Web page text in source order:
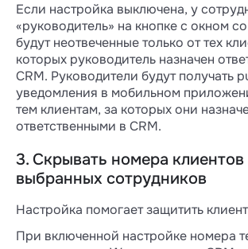
Если настройка выключена, у
«руководитель» на кнопке с окном
будут неотвеченные только от тех
которых руководитель назначен
CRM. Руководители будут получать
уведомления в мобильном
тем клиентам, за которых они
ответственными в CRM.
3. Скрывать номера клиентов
выбранных сотрудников
Настройка помогает защитить
При включенной настройке номера